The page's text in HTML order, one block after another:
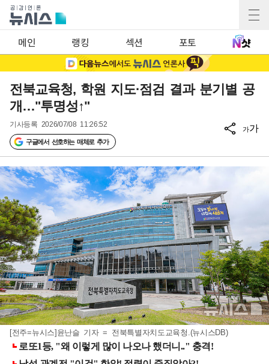
메인 랭킹 섹션 포토
전북교육청, 학원 지도·점검 결과 분기별 공
개…"투명성↑"
기사등록 2026/07/08 11:26:52
구글에서 선호하는 매체로 추가
가가
[전주=뉴시스]윤난슬 기자 = 전북특별자치도교육청.(뉴시스DB)